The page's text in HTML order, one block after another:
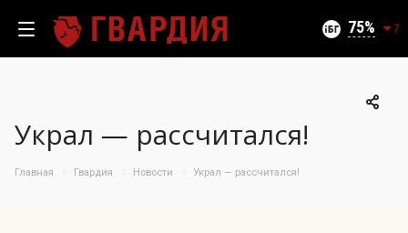
75 7
100
Украл — рассчитался!
Главная Гвардия Новости Украл — рассчитался!